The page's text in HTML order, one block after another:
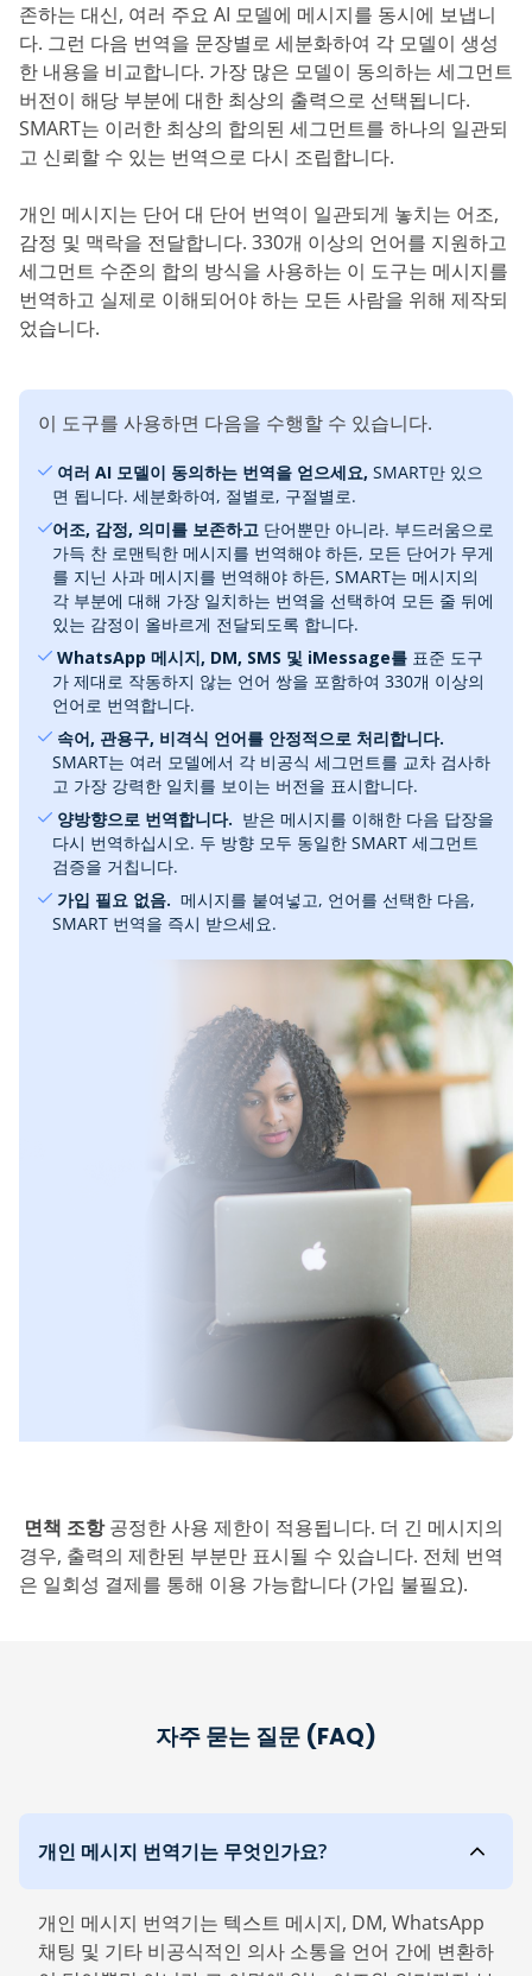
존하는 대신, 여러 주요 AI 모델에 메시지를 동시에 보냅니
다. 그런 다음 번역을 문장별로 세분화하여 각 모델이 생성
한 내용을 비교합니다. 가장 많은 모델이 동의하는 세그먼트
버전이 해당 부분에 대한 최상의 출력으로 선택됩니다.
SMART는 이러한 최상의 합의된 세그먼트를 하나의 일관되
고 신뢰할 수 있는 번역으로 다시 조립합니다.
개인 메시지는 단어 대 단어 번역이 일관되게 놓치는 어조,
감정 및 맥락을 전달합니다. ‎330개 이상의 언어를 지원하고
세그먼트 수준의 합의 방식을 사용하는 이 도구는 메시지를
번역하고 실제로 이해되어야 하는 모든 사람을 위해 제작되
었습니다.
이 도구를 사용하면 다음을 수행할 수 있습니다.
‎ 여러 AI 모델이 동의하는 번역을 얻으세요, SMART만 있으
면 됩니다. 세분화하여, 절별로, 구절별로.
어조, 감정, 의미를 보존하고 단어뿐만 아니라. 부드러움으로
가득 찬 로맨틱한 메시지를 번역해야 하든, 모든 단어가 무게
를 지닌 사과 메시지를 번역해야 하든, SMART는 메시지의
각 부분에 대해 가장 일치하는 번역을 선택하여 모든 줄 뒤에
있는 감정이 올바르게 전달되도록 합니다.
‎ WhatsApp 메시지, DM, SMS 및 iMessage를 표준 도구
가 제대로 작동하지 않는 언어 쌍을 포함하여 330개 이상의
언어로 번역합니다.
‎ 속어, 관용구, 비격식 언어를 안정적으로 처리합니다.
SMART는 여러 모델에서 각 비공식 세그먼트를 교차 검사하
고 가장 강력한 일치를 보이는 버전을 표시합니다.
‎ 양방향으로 번역합니다. ‎ 받은 메시지를 이해한 다음 답장을
다시 번역하십시오. 두 방향 모두 동일한 SMART 세그먼트
검증을 거칩니다.
‎ 가입 필요 없음. ‎ 메시지를 붙여넣고, 언어를 선택한 다음,
SMART 번역을 즉시 받으세요.
‎ 면책 조항공정한 사용 제한이 적용됩니다. 더 긴 메시지의
경우, 출력의 제한된 부분만 표시될 수 있습니다. 전체 번역
은 일회성 결제를 통해 이용 가능합니다 (가입 불필요).
자주 묻는 질문 (FAQ)
개인 메시지 번역기는 무엇인가요?
개인 메시지 번역기는 텍스트 메시지, DM, WhatsApp
채팅 및 기타 비공식적인 의사 소통을 언어 간에 변환하